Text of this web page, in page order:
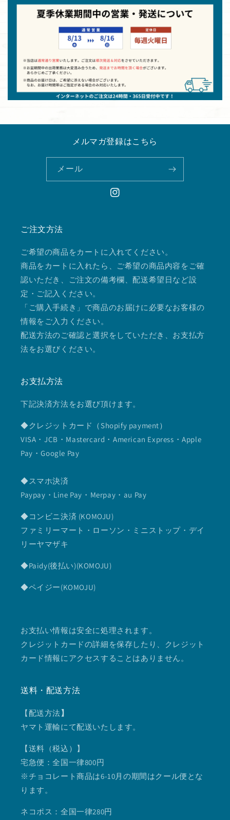
メルマガ登録はこちら
メール
Instagram
ご注文方法
ご希望の商品をカートに入れてください。
商品をカートに入れたら、ご希望の商品内容をご確
認いただき、ご注文の備考欄、配送希望日など設
定・ご記入ください。
「ご購入手続き」で商品のお届けに必要なお客様の
情報をご入力ください。
配送方法のご確認と選択をしていただき、お支払方
法をお選びください。
お支払方法
下記決済方法をお選び頂けます。
◆クレジットカード（Shopify payment）
VISA・JCB・Mastercard・American Express・Apple
Pay・Google Pay
◆スマホ決済
Paypay・Line Pay・Merpay・au Pay
◆コンビニ決済 (KOMOJU)
ファミリーマート・ローソン・ミニストップ・デイ
リーヤマザキ
◆Paidy(後払い)(KOMOJU)
◆ペイジー(KOMOJU)
お支払い情報は安全に処理されます。
クレジットカードの詳細を保存したり、クレジット
カード情報にアクセスすることはありません。
送料・配送方法
【配送方法】
ヤマト運輸にて配送いたします。
【送料（税込）】
宅急便：全国一律800円
※チョコレート商品は6-10月の期間はクール便とな
ります。
ネコポス：全国一律280円